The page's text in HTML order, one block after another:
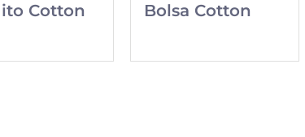
Cotton Bolsa Cotton